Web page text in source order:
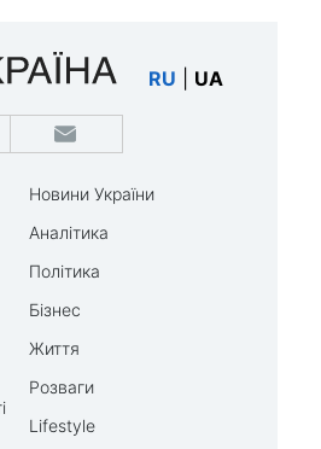
RU UA
Новини України
Аналітика
Політика
Бізнес
Життя
Розваги
Lifestyle